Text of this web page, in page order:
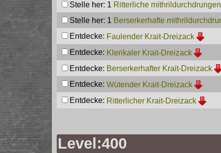
Stelle her: 1 Ritterliche
Stelle her: 1 Berserkerhafte
Entdecke: Faulender Krait-Dreizack
Entdecke: Klerikaler Krait-Dreizack
Entdecke: Berserkerhafter Krait-Dreizack
Entdecke: Wütender Krait-Dreizack
Entdecke: Ritterlicher Krait-Dreizack
Level:400